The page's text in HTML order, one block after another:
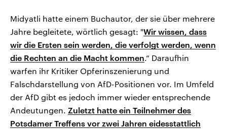
Midyatli hatte einem Buchautor, der sie über mehrere
Jahre begleitete, wörtlich gesagt: "Wir wissen, dass
wir die Ersten sein werden, die verfolgt werden, wenn
die Rechten an die Macht kommen.“ Daraufhin
warfen ihr Kritiker Opferinszenierung und
Falschdarstellung von AfD-Positionen vor. Im Umfeld
der AfD gibt es jedoch immer wieder entsprechende
Andeutungen. Zuletzt hatte ein Teilnehmer des
Potsdamer Treffens vor zwei Jahren eidesstattlich